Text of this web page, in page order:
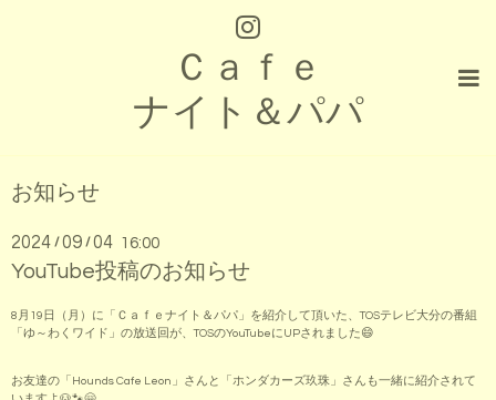
Ｃａｆｅ
ナイト＆パパ
お知らせ
2024 /09 /04 16:00
YouTube投稿のお知らせ
8月19日（月）に「Ｃａｆｅナイト＆パパ」を紹介して頂いた、TOSテレビ大分の番組
「ゆ～わくワイド」の放送回が、TOSのYouTubeにUPされました😄
お友達の「Hounds Cafe Leon」さんと「ホンダカーズ玖珠」さんも一緒に紹介されて